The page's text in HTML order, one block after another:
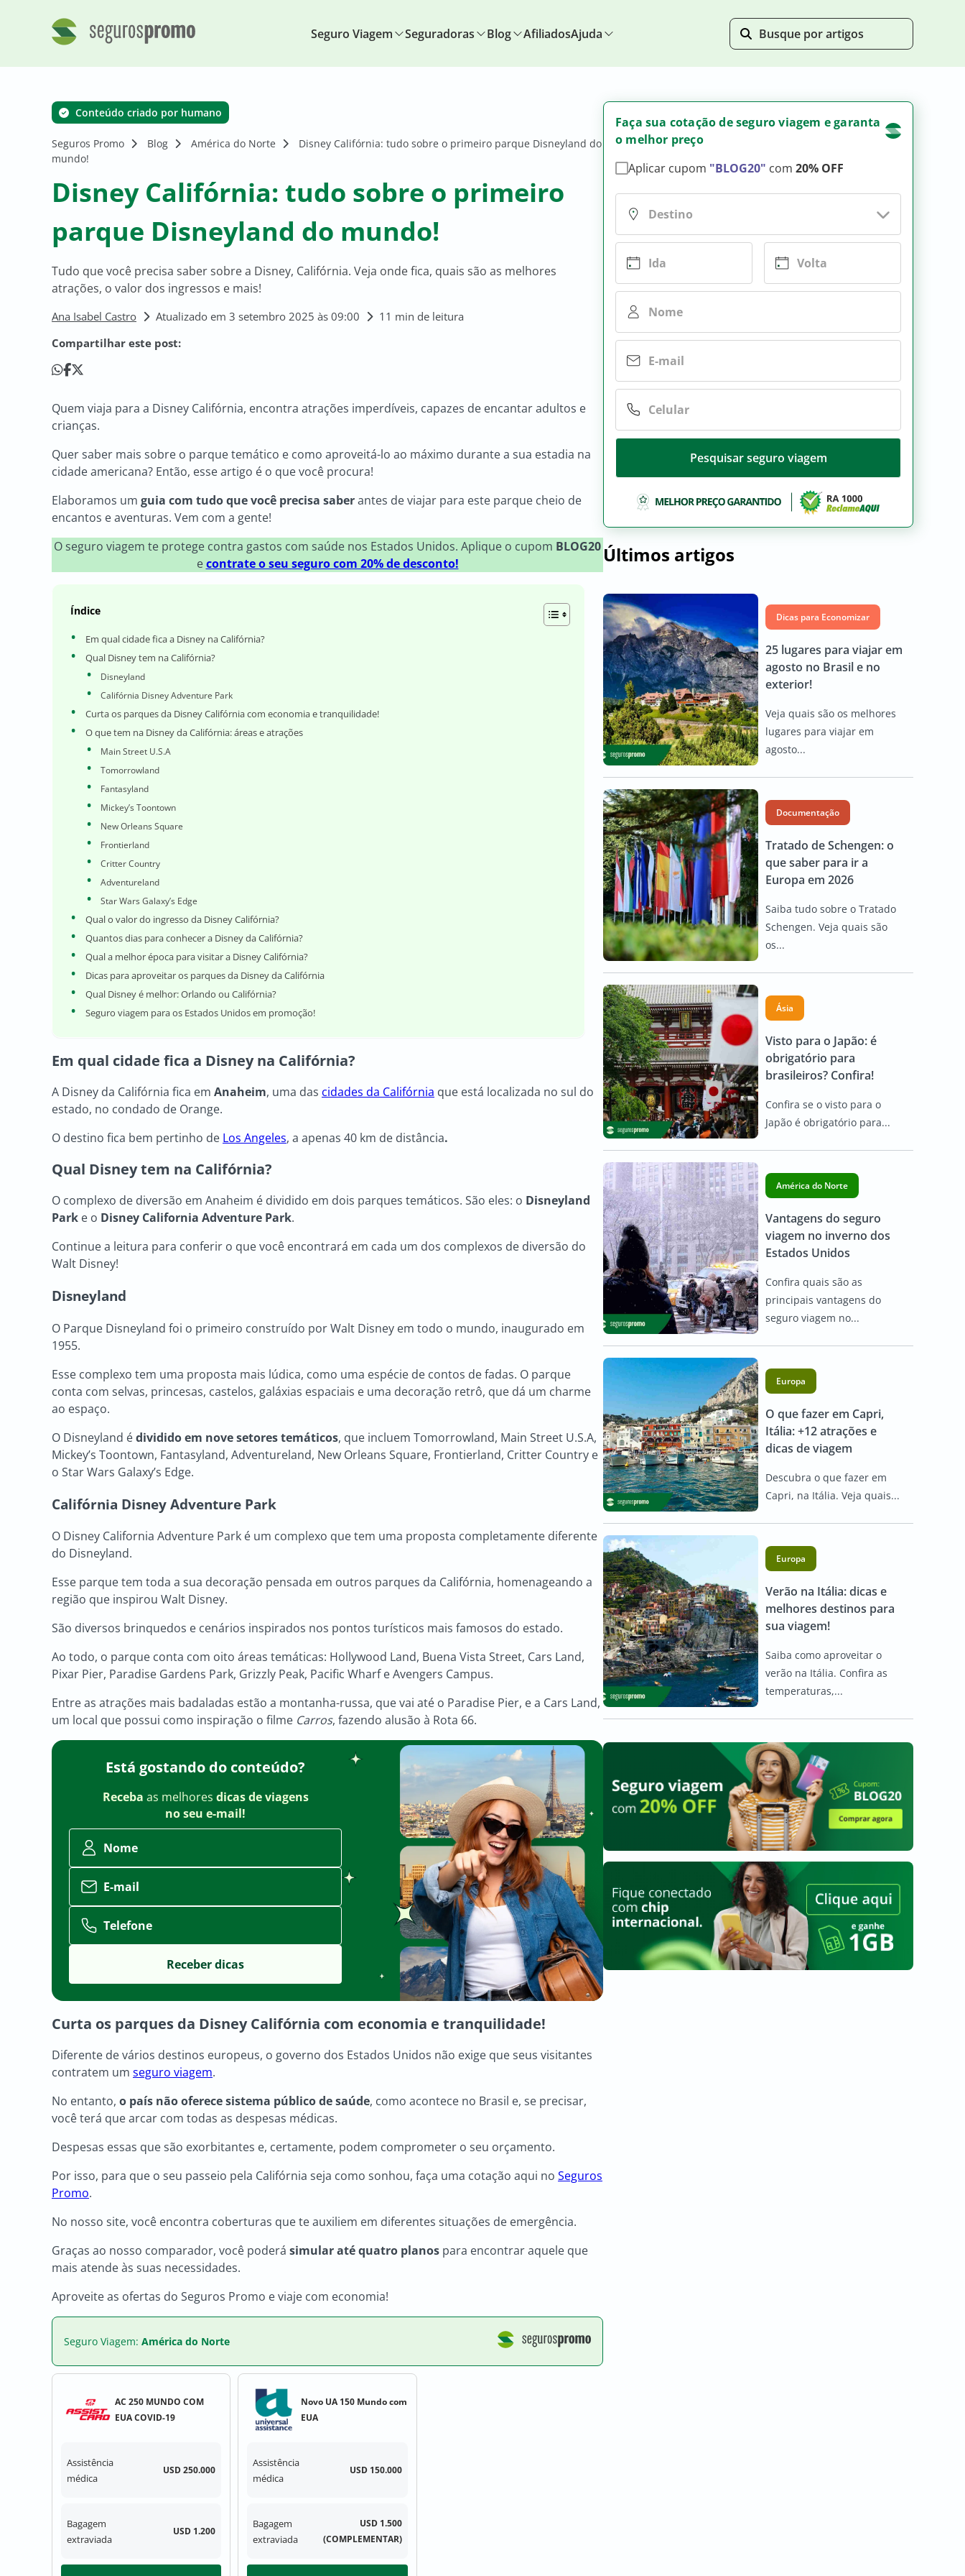
Seguro Viagem Seguradoras Blog AfiliadosAjuda
Conteúdo criado por humano
Seguros Promo Blog América do Norte
Disney Califórnia: tudo sobre o primeiro parque Disneyland do
mundo!
Disney Califórnia: tudo sobre o primeiro
parque Disneyland do mundo!
Tudo que você precisa saber sobre a Disney, Califórnia. Veja onde fica, quais são as melhores
atrações, o valor dos ingressos e mais!
Ana Isabel Castro Atualizado em 3 setembro 2025 às 09:00
11 min de leitura
Compartilhar este post:
Quem viaja para a Disney Califórnia, encontra atrações imperdíveis, capazes de encantar adultos e
crianças.
Quer saber mais sobre o parque temático e como aproveitá-lo ao máximo durante a sua estadia na
cidade americana? Então, esse artigo é o que você procura!
Elaboramos um guia com tudo que você precisa saberantes de viajar para este parque cheio de
encantos e aventuras. Vem com a gente!
O seguro viagem te protege contra gastos com saúde nos Estados Unidos. Aplique o cupom BLOG20
econtrate o seu seguro com 20% de desconto!
Índice
Em qual cidade fica a Disney na Califórnia?
Qual Disney tem na Califórnia?
Disneyland
Califórnia Disney Adventure Park
Curta os parques da Disney Califórnia com economia e tranquilidade!
O que tem na Disney da Califórnia: áreas e atrações
Main Street U.S.A
Tomorrowland
Fantasyland
Mickey’s Toontown
New Orleans Square
Frontierland
Critter Country
Adventureland
Star Wars Galaxy’s Edge
Qual o valor do ingresso da Disney Califórnia?
Quantos dias para conhecer a Disney da Califórnia?
Qual a melhor época para visitar a Disney Califórnia?
Dicas para aproveitar os parques da Disney da Califórnia
Qual Disney é melhor: Orlando ou Califórnia?
Seguro viagem para os Estados Unidos em promoção!
Em qual cidade fica a Disney na Califórnia?
A Disney da Califórnia fica em Anaheim, uma das cidades da Califórnia que está localizada no sul do
estado, no condado de Orange.
O destino fica bem pertinho de Los Angeles, a apenas 40 km de distância.
Qual Disney tem na Califórnia?
O complexo de diversão em Anaheim é dividido em dois parques temáticos. São eles: o Disneyland
Park e o Disney California Adventure Park.
Continue a leitura para conferir o que você encontrará em cada um dos complexos de diversão do
Walt Disney!
Disneyland
O Parque Disneyland foi o primeiro construído por Walt Disney em todo o mundo, inaugurado em
1955.
Esse complexo tem uma proposta mais lúdica, como uma espécie de contos de fadas. O parque
conta com selvas, princesas, castelos, galáxias espaciais e uma decoração retrô, que dá um charme
ao espaço.
O Disneyland édividido em nove setores temáticos, que incluem Tomorrowland, Main Street U.S.A,
Mickey’s Toontown, Fantasyland, Adventureland, New Orleans Square, Frontierland, Critter Country e
o Star Wars Galaxy’s Edge.
Califórnia Disney Adventure Park
O Disney California Adventure Park é um complexo que tem uma proposta completamente diferente
do Disneyland.
Esse parque tem toda a sua decoração pensada em outros parques da Califórnia, homenageando a
região que inspirou Walt Disney.
São diversos brinquedos e cenários inspirados nos pontos turísticos mais famosos do estado.
Ao todo, o parque conta com oito áreas temáticas: Hollywood Land, Buena Vista Street, Cars Land,
Pixar Pier, Paradise Gardens Park, Grizzly Peak, Pacific Wharf e Avengers Campus.
Entre as atrações mais badaladas estão a montanha-russa, que vai até o Paradise Pier, e a Cars Land,
um local que possui como inspiração o filme Carros, fazendo alusão à Rota 66.
Está gostando do conteúdo?
Receba as melhores dicas de viagens
no seu e-mail!
Nome
E-mail
Telefone
Curta os parques da Disney Califórnia com economia e tranquilidade!
Diferente de vários destinos europeus, o governo dos Estados Unidos não exige que seus visitantes
contratem um seguro viagem.
No entanto, o país não oferece sistema público de saúde, como acontece no Brasil e, se precisar,
você terá que arcar com todas as despesas médicas.
Despesas essas que são exorbitantes e, certamente, podem comprometer o seu orçamento.
Por isso, para que o seu passeio pela Califórnia seja como sonhou, faça uma cotação aqui no Seguros
Promo.
No nosso site, você encontra coberturas que te auxiliem em diferentes situações de emergência.
Graças ao nosso comparador, você poderá simular até quatro planos para encontrar aquele que
mais atende às suas necessidades.
Aproveite as ofertas do Seguros Promo e viaje com economia!
Seguro Viagem: América do Norte
AC 250 MUNDO COM
EUA COVID-19
Assistência
médica
USD 250.000
Bagagem
extraviada
USD 1.200
Novo UA 150 Mundo com
EUA
Assistência
médica
USD 150.000
Bagagem
extraviada
USD 1.500
(COMPLEMENTAR)
Faça sua cotação de seguro viagem e garanta
o melhor preço
Aplicar cupom "BLOG20" com 20% OFF
Pesquisar seguro viagem
Últimos artigos
Dicas para Economizar
25 lugares para viajar em
agosto no Brasil e no
exterior!
Veja quais são os melhores
lugares para viajar em
agosto...
Documentação
Tratado de Schengen: o
que saber para ir a
Europa em 2026
Saiba tudo sobre o Tratado
Schengen. Veja quais são
os...
Ásia
Visto para o Japão: é
obrigatório para
brasileiros? Confira!
Confira se o visto para o
Japão é obrigatório para...
América do Norte
Vantagens do seguro
viagem no inverno dos
Estados Unidos
Confira quais são as
principais vantagens do
seguro viagem no...
Europa
O que fazer em Capri,
Itália: +12 atrações e
dicas de viagem
Descubra o que fazer em
Capri, na Itália. Veja quais...
Europa
Verão na Itália: dicas e
melhores destinos para
sua viagem!
Saiba como aproveitar o
verão na Itália. Confira as
temperaturas,...